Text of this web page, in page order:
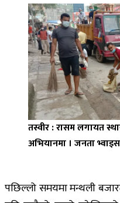
तस्वीर : रासम लगायत
अभियानमा । जनता भ्वाइस
पछिल्लो समयमा मन्थली